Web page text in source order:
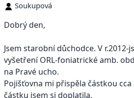
Soukupová
Dobrý den,
Jsem starobní důchodce. V r.2012-
vyšetření ORL-foniatrické amb.
na Pravé ucho.
Pojišťovna mi přispěla částkou cca
částku jsem si doplatila.